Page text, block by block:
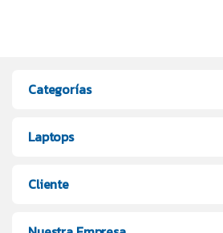
Categorías
Laptops
Cliente